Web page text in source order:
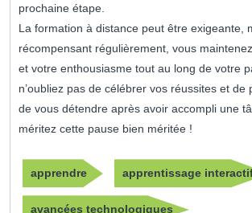
prochaine étape.
La formation à distance peut être exigeante,
récompensant régulièrement, vous
et votre enthousiasme tout au long de votre
n’oubliez pas de célébrer vos réussites et de
de vous détendre après avoir accompli une
méritez cette pause bien méritée !
apprendre apprentissage
avancées technologiques